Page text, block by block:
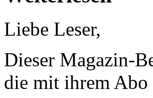
Liebe Leser,
Dieser Magazin-
die mit ihrem Abo